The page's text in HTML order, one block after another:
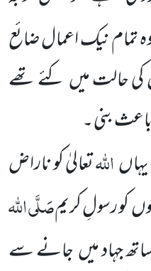
نیک اعمال ضائع
کی حالت میں کئے تھے
بنی ۔
اللہتعالیٰ کو ناراض
کو رسولِ کریمصَلَّی اللہ
جہاد میں جانے سے